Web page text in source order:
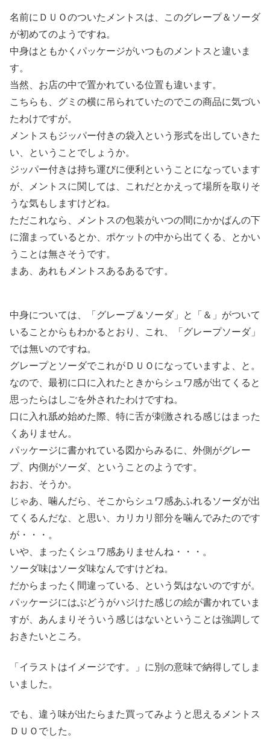
名前にＤＵＯのついたメントスは、このグレープ＆ソーダ
が初めてのようですね。
中身はともかくパッケージがいつものメントスと違いま
す。
当然、お店の中で置かれている位置も違います。
こちらも、グミの横に吊られていたのでこの商品に気づい
たわけですが。
メントスもジッパー付きの袋入という形式を出していきた
い、ということでしょうか。
ジッパー付きは持ち運びに便利ということになっています
が、メントスに関しては、これだとかえって場所を取りそ
うな気もしますけどね。
ただこれなら、メントスの包装がいつの間にかかばんの下
に溜まっているとか、ポケットの中から出てくる、とかい
うことは無さそうです。
まあ、あれもメントスあるあるです。
中身については、「グレープ＆ソーダ」と「＆」がついて
いることからもわかるとおり、これ、「グレープソーダ」
では無いのですね。
グレープとソーダでこれがＤＵＯになっていますよ、と。
なので、最初に口に入れたときからシュワ感が出てくると
思ったらはしごを外されたわけですね。
口に入れ舐め始めた際、特に舌が刺激される感じはまった
くありません。
パッケージに書かれている図からみるに、外側がグレー
プ、内側がソーダ、ということのようです。
おお、そうか。
じゃあ、噛んだら、そこからシュワ感あふれるソーダが出
てくるんだな、と思い、カリカリ部分を噛んでみたのです
が・・・。
いや、まったくシュワ感ありませんね・・・。
ソーダ味はソーダ味なんですけどね。
だからまったく間違っている、という気はないのですが。
パッケージにはぶどうがハジけた感じの絵が書かれていま
すが、あんまりそういう感じはないということは強調して
おきたいところ。
「イラストはイメージです。」に別の意味で納得してしま
いました。
でも、違う味が出たらまた買ってみようと思えるメントス
ＤＵＯでした。